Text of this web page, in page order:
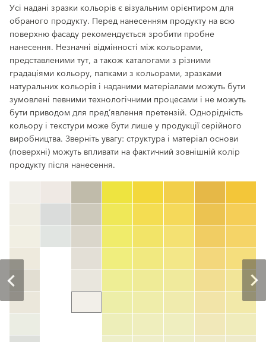
Усі надані зразки кольорів є візуальним орієнтиром для
обраного продукту. Перед нанесенням продукту на всю
поверхню фасаду рекомендується зробити пробне
нанесення. Незначні відмінності між кольорами,
представленими тут, а також каталогами з різними
градаціями кольору, папками з кольорами, зразками
натуральних кольорів і наданими матеріалами можуть бути
зумовлені певними технологічними процесами і не можуть
бути приводом для пред’явлення претензій. Однорідність
кольору і текстури може бути лише у продукції серійного
виробництва. Зверніть увагу: структура і матеріал основи
(поверхні) можуть впливати на фактичний зовнішній колір
продукту після нанесення.
Номер кольору
color_name
HEX:hex_code